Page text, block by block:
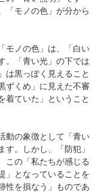
「モノの色」が分から
モノの色」は、「白い
。「青い光」の下では
は黒っぽく見えること
ずくめ」に見えた不審
着ていた」ということ
動の象徴として「青い
。しかし、「防犯」
この「私たちが感じる
」となっていることを
性を損なう」ものであ